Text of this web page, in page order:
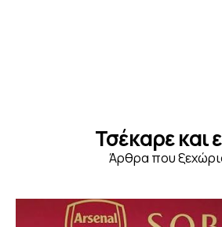
Τσέκαρε και
Άρθρα που